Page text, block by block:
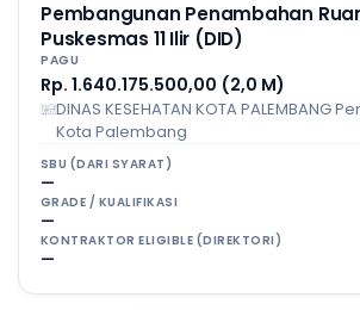
Pembangunan Penambahan
Puskesmas 11 Ilir (DID)
PAGU
Rp. 1.640.175.500,00 (2,0 M)
DINAS KESEHATAN KOTA PALEMBANG
Kota Palembang
SBU (DARI SYARAT)
—
GRADE / KUALIFIKASI
—
KONTRAKTOR ELIGIBLE (DIREKTORI)
—